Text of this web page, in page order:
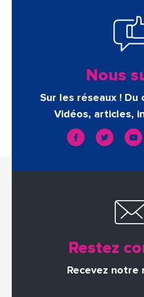
Nous
Sur les réseaux ! Du
Vidéos, articles,
Restez
Recevez